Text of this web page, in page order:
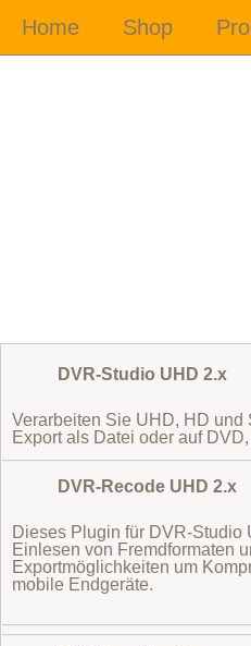
DVR-Studio UHD 2.x
Verarbeiten Sie UHD, HD
Export als Datei oder auf
DVR-Recode UHD 2.x
Dieses Plugin für DVR-Studio
Einlesen von Fremdformaten
Exportmöglichkeiten um
mobile Endgeräte.